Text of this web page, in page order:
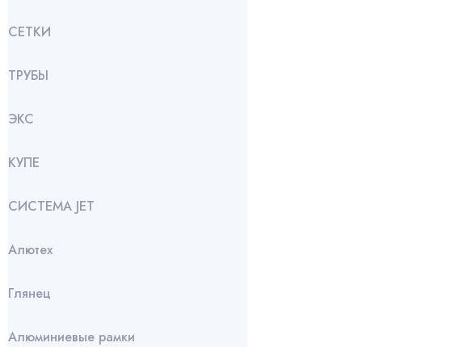
СЕТКИ
ТРУБЫ
ЭКС
КУПЕ
СИСТЕМА JET
Алютех
Глянец
Алюминиевые рамки